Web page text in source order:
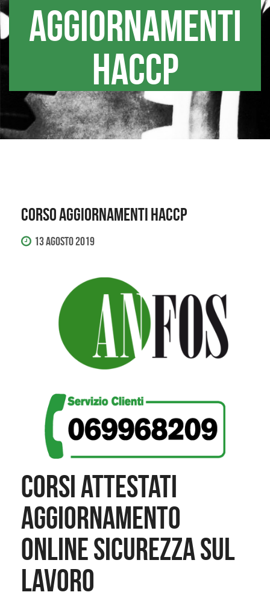
AGGIORNAMENTI
HACCP
CORSO AGGIORNAMENTI HACCP
13 Agosto 2019
CORSI ATTESTATI
AGGIORNAMENTO
ONLINE SICUREZZA SUL
LAVORO